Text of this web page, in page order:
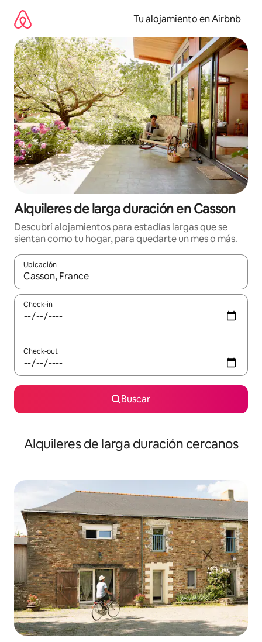
contenido
Tu alojamiento en Airbnb
Alquileres de larga duración en Casson
Descubrí alojamientos para estadías largas que se
sientan como tu hogar, para quedarte un mes o más.
Ubicación
Cuando los resultados estén disponibles, navegá con las
Check-in
Check-out
Buscar
Alquileres de larga duración cercanos